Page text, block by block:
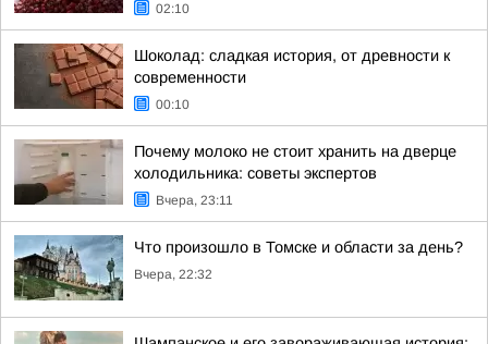
02:10
Шоколад: сладкая история, от древности к
современности
00:10
Почему молоко не стоит хранить на дверце
холодильника: советы экспертов
Вчера, 23:11
Что произошло в Томске и области за день?
Вчера, 22:32